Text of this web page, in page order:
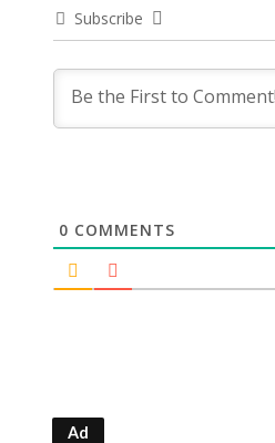
Subscribe
0 COMMENTS
Ad